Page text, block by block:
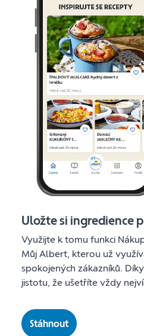
Uložte si ingredience
Využijte k tomu funkci
Můj Albert, kterou už
spokojených zákazníků.
jistotu, že ušetříte vždy
Stáhnout